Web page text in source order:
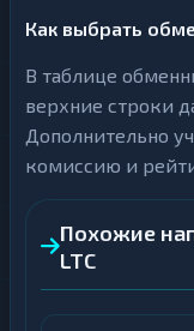
Как выбрать
В таблице
верхние строки
Дополнительно
комиссию и
Похожие
LTC